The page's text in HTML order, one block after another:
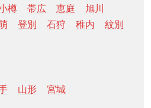
樽 帯広 恵庭
旭川
登別 石狩 稚内
紋別
山形 宮城